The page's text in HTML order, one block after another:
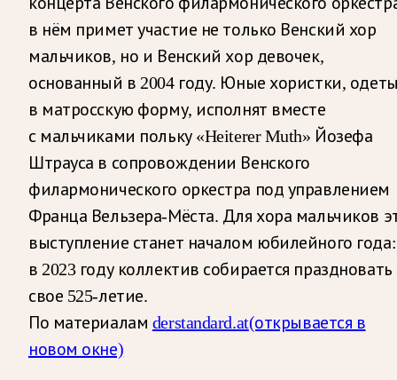
в нём примет участие не только Венский хор
мальчиков, но и Венский хор девочек,
основанный в 2004 году. Юные хористки,
в матросскую форму, исполнят вместе
с мальчиками польку «Heiterer Muth» Йозефа
Штрауса в сопровождении Венского
филармонического оркестра под управлением
Франца Вельзера-Мёста. Для хора мальчиков
выступление станет началом юбилейного года:
в 2023 году коллектив собирается праздновать
свое 525-летие.
По материалам derstandard.at(открывается в
новом окне)